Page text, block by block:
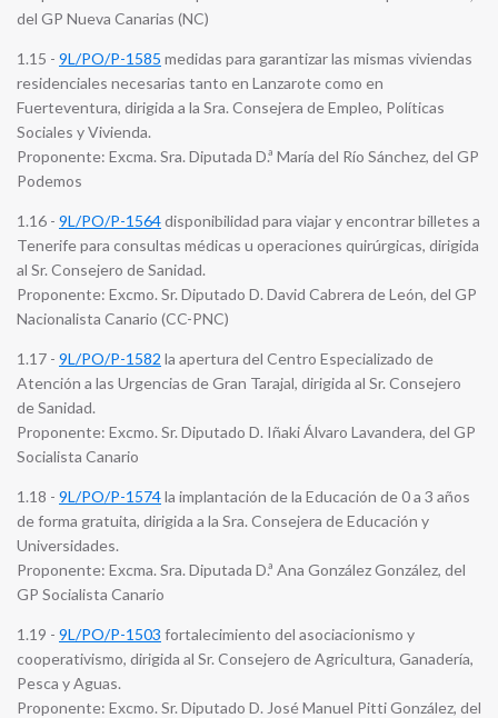
del GP Nueva Canarias (NC)
1.15 - 9L/PO/P-1585 medidas para garantizar las mismas viviendas
residenciales necesarias tanto en Lanzarote como en
Fuerteventura, dirigida a la Sra. Consejera de Empleo, Políticas
Sociales y Vivienda.
Proponente: Excma. Sra. Diputada D.ª María del Río Sánchez, del GP
Podemos
1.16 - 9L/PO/P-1564disponibilidad para viajar y encontrar billetes a
Tenerife para consultas médicas u operaciones quirúrgicas, dirigida
al Sr. Consejero de Sanidad.
Proponente: Excmo. Sr. Diputado D. David Cabrera de León, del GP
Nacionalista Canario (CC-PNC)
1.17 - 9L/PO/P-1582 la apertura del Centro Especializado de
Atención a las Urgencias de Gran Tarajal, dirigida al Sr. Consejero
de Sanidad.
Proponente: Excmo. Sr. Diputado D. Iñaki Álvaro Lavandera, del GP
Socialista Canario
1.18 - 9L/PO/P-1574la implantación de la Educación de 0 a 3 años
de forma gratuita, dirigida a la Sra. Consejera de Educación y
Universidades.
Proponente: Excma. Sra. Diputada D.ª Ana González González, del
GP Socialista Canario
1.19 - 9L/PO/P-1503 fortalecimiento del asociacionismo y
cooperativismo, dirigida al Sr. Consejero de Agricultura, Ganadería,
Pesca y Aguas.
Proponente: Excmo. Sr. Diputado D. José Manuel Pitti González, del